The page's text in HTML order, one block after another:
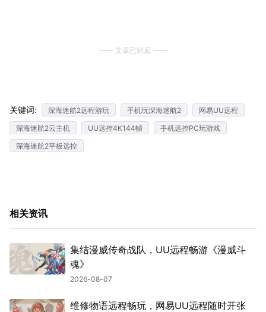
文章已到底
关键词: 深海迷航2远程游玩 手机玩深海迷航2
网易UU远程
深海迷航2云主机
UU远控4K144帧
手机远控PC玩游戏
深海迷航2平板远控
相关资讯
集结漫威传奇战队，UU远程畅游《漫威斗
魂》
2026-08-07
维修物语远程畅玩，网易UU远程随时开张